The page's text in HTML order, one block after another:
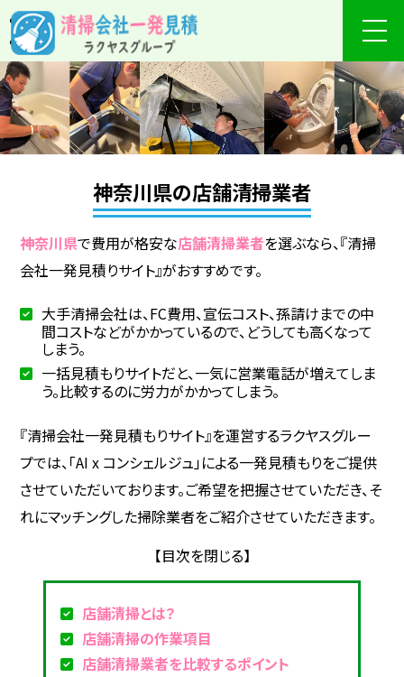
神奈川県の店舗清掃業者
神奈川県で費用が格安な店舗清掃業者を選ぶなら、『清掃
会社一発見積りサイト』がおすすめです。
大手清掃会社は、FC費用、宣伝コスト、孫請けまでの中
間コストなどがかかっているので、どうしても高くなって
しまう。
一括見積もりサイトだと、一気に営業電話が増えてしま
う。比較するのに労力がかかってしまう。
『清掃会社一発見積もりサイト』を運営するラクヤスグルー
プでは、「AI x コンシェルジュ」による一発見積もりをご提供
させていただいております。ご希望を把握させていただき、そ
れにマッチングした掃除業者をご紹介させていただきます。
店舗清掃とは？
店舗清掃の作業項目
店舗清掃業者を比較するポイント